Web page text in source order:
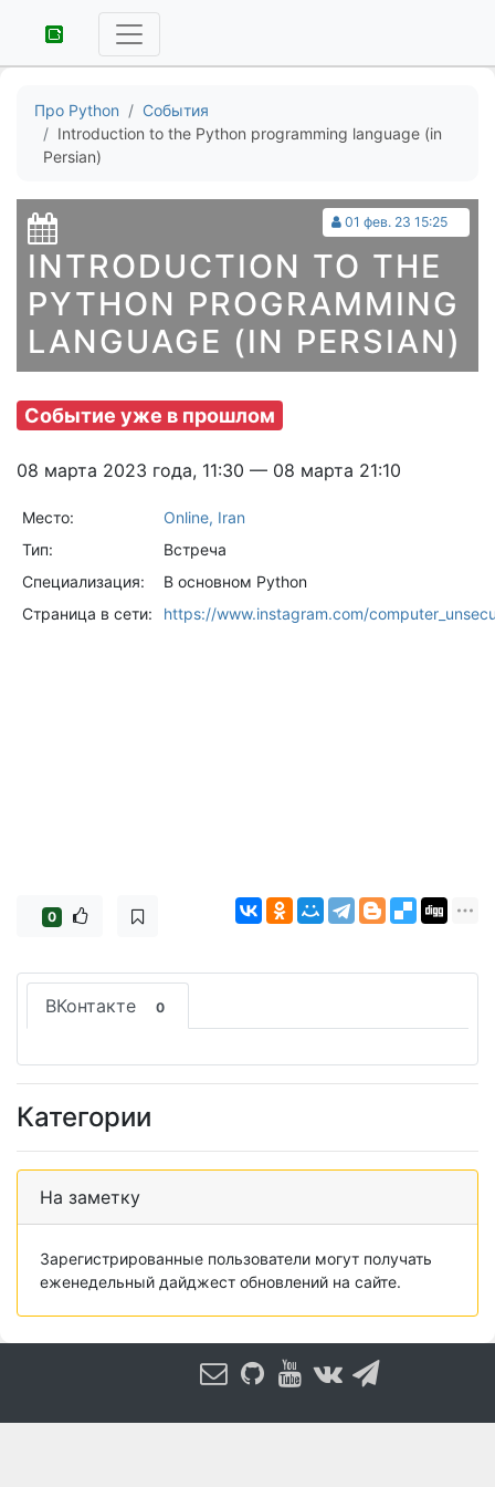
Про Python
События
Introduction to the Python programming language (in
Persian)
01 фев. 23 15:25
INTRODUCTION TO THE
PYTHON PROGRAMMING
LANGUAGE (IN PERSIAN)
Событие уже в прошлом
08 марта 2023 года, 11:30 — 08 марта 21:10
Место:
Online, Iran
Тип:
Встреча
Специализация:
В основном Python
Страница в сети:
https://www.instagram.com/
0
ВКонтакте 0
Категории
На заметку
Зарегистрированные пользователи могут получать
еженедельный дайджест обновлений на сайте.